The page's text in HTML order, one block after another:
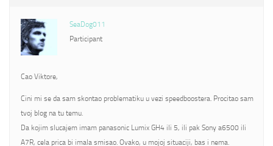
SeaDog011
Participant
Cao Viktore,
Cini mi se da sam skontao problematiku u vezi speedboostera. Procitao sam
tvoj blog na tu temu.
Da kojim slucajem imam panasonic Lumix GH4 ili 5, ili pak Sony a6500 ili
A7R, cela prica bi imala smisao. Ovako, u mojoj situaciji, bas i nema.